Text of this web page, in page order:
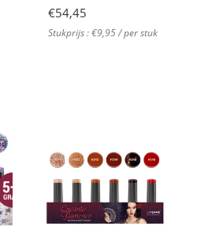
€54,45
Stukprijs : €9,95 / per stuk